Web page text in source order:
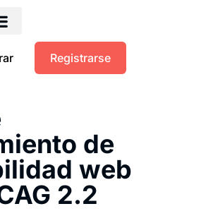
Registrarse
de
web
2.2